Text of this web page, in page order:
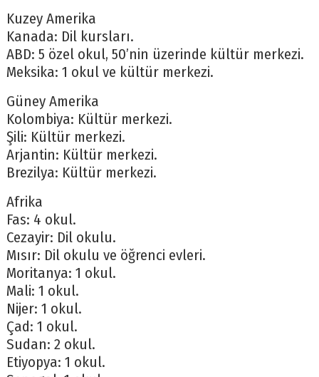
Kuzey Amerika
Kanada: Dil kursları.
ABD: 5 özel okul, 50’nin üzerinde kültür merkezi.
Meksika: 1 okul ve kültür merkezi.
Güney Amerika
Kolombiya: Kültür merkezi.
Şili: Kültür merkezi.
Arjantin: Kültür merkezi.
Brezilya: Kültür merkezi.
Afrika
Fas: 4 okul.
Cezayir: Dil okulu.
Mısır: Dil okulu ve öğrenci evleri.
Moritanya: 1 okul.
Mali: 1 okul.
Nijer: 1 okul.
Çad: 1 okul.
Sudan: 2 okul.
Etiyopya: 1 okul.